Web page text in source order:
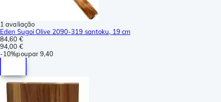
1 avaliação
Eden Sugoi Olive 2090-319 santoku, 19 cm
84,60 €
94,00 €
-10%poupar9,40